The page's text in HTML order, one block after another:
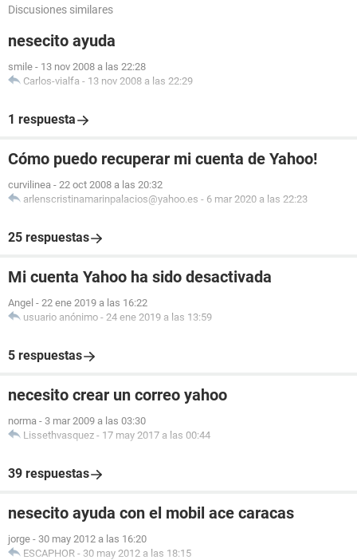
Discusiones similares
nesecito ayuda
smile - 13 nov 2008 a las 22:28
Carlos-vialfa - 13 nov 2008 a las 22:29
1 respuesta
Cómo puedo recuperar mi cuenta de Yahoo!
curvilinea - 22 oct 2008 a las 20:32
arlenscristinamarinpalacios@yahoo.es - 6 mar 2020 a las 22:23
25 respuestas
Mi cuenta Yahoo ha sido desactivada
Angel - 22 ene 2019 a las 16:22
usuario anónimo - 24 ene 2019 a las 13:59
5 respuestas
necesito crear un correo yahoo
norma - 3 mar 2009 a las 03:30
Lissethvasquez - 17 may 2017 a las 00:44
39 respuestas
nesecito ayuda con el mobil ace caracas
jorge - 30 may 2012 a las 16:20
ESCAPHOR - 30 may 2012 a las 18:15